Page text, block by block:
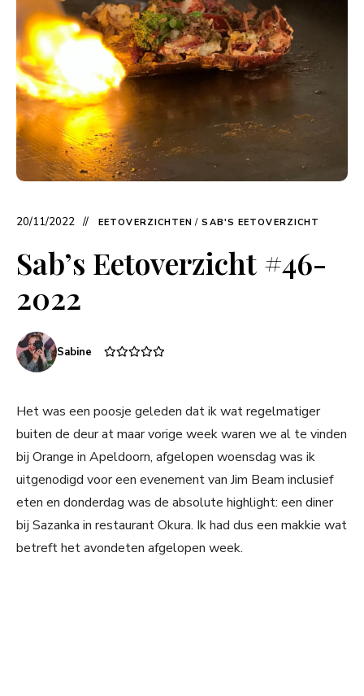
20/11/2022 EETOVERZICHTEN / SAB'S EETOVERZICHT
Sab’s Eetoverzicht #46-
2022
Sabine
Het was een poosje geleden dat ik wat regelmatiger
buiten de deur at maar vorige week waren we al te vinden
bij Orange in Apeldoorn, afgelopen woensdag was ik
uitgenodigd voor een evenement van Jim Beam inclusief
eten en donderdag was de absolute highlight: een diner
bij Sazanka in restaurant Okura. Ik had dus een makkie wat
betreft het avondeten afgelopen week.